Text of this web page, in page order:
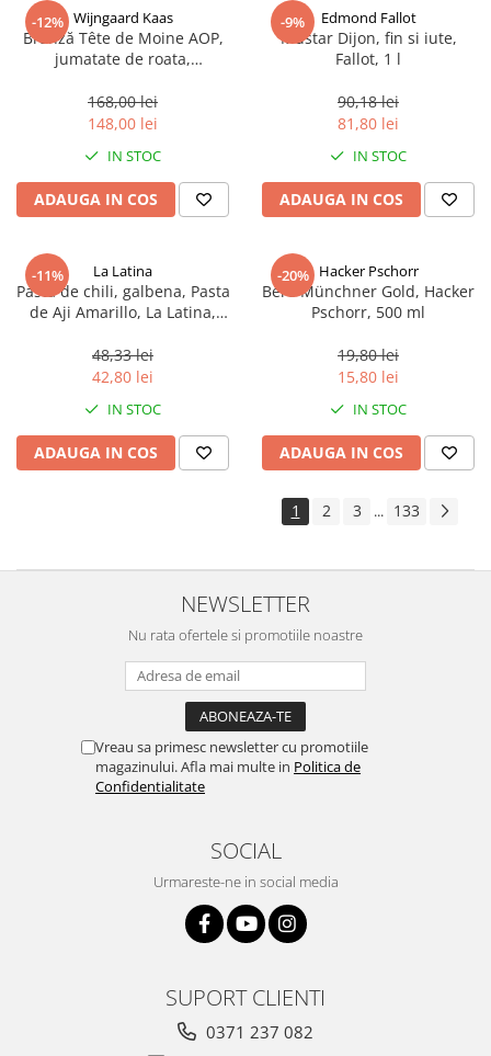
-12% Wijngaard Kaas
Brânză Tête de Moine AOP,
jumatate de roata,
168,00 lei
148,00 lei
IN STOC
ADAUGA IN COS
-9% Edmond Fallot
Mustar Dijon, fin si iute,
Fallot, 1 l
90,18 lei
81,80 lei
IN STOC
ADAUGA IN COS
-11% La Latina
Pasta de chili, galbena, Pasta
de Aji Amarillo, La Latina,
48,33 lei
42,80 lei
IN STOC
ADAUGA IN COS
-20% Hacker Pschorr
Bere Münchner Gold, Hacker
Pschorr, 500 ml
19,80 lei
15,80 lei
IN STOC
ADAUGA IN COS
1 2 3 ... 133
NEWSLETTER
Nu rata ofertele si promotiile noastre
Vreau sa primesc newsletter cu promotiile
magazinului. Afla mai multe in Politica de
Confidentialitate
SOCIAL
Urmareste-ne in social media
SUPORT CLIENTI
0371 237 082